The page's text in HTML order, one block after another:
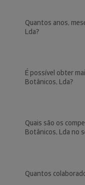
Quantos anos,
Lda?
É possível obter
Botânicos, Lda?
Quais são os
Botânicos, Lda no
Quantos